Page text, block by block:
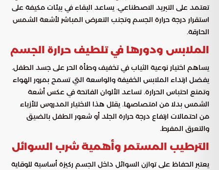
تعتمد على التبريد الاصطناعي. يساعد البقاء في بيئات مكيفة على
استقرار درجة حرارة الجسم وتجنب التعرض المباشر لأشعة الشمس
الحارقة.
الملابس ودورها في تلطيف حرارة الجسم
يساهم اختيار نوعية الثياب في تخفيف وطأة الحر على جسد الطفل.
يفضل ارتداء الملابس الخفيفة والواسعة التي تسمح بمرور الهواء
وتمنع احتباس الحرارة. تساعد الألوان الفاتحة في عكس أشعة
الشمس بدلا من امتصاصها. يقلل هذا الاختيار المدروس للأزياء
من احتمالات ارتفاع درجة حرارة الجلد أو شعور الطفل بالضيق
والتعرق المفرط.
الترطيب المستمر وأهمية شرب السوائل
يعتبر الحفاظ على توازن السوائل داخل الجسم ركيزة أساسية للوقاية